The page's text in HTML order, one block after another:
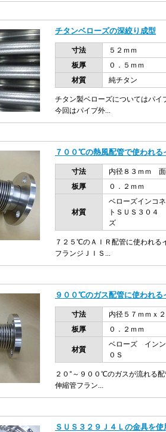
チタンベローズの深絞り成型
寸法
５２ｍｍ
板厚
０．５ｍｍ
材質
純チタン
チタン製ベローズについてはパ
今回はパイプ外...
７００℃の熱風配管で使われ
寸法
内径８３ｍｍ
板厚
０．２ｍｍ
材質
ベローズインコ
トＳＵＳ３０
ズ
７２５℃のＡＩＲ配管に使われる
フランジＪＩＳ...
９００℃のガス配管に使われ
寸法
内径５７ｍｍｘ
板厚
０．２ｍｍ
材質
ベローズ イン
０Ｓ
２０°～９００℃のガスが流れる
伸縮管フラン...
ＳＵＳ３２９Ｊ４Ｌの金具を